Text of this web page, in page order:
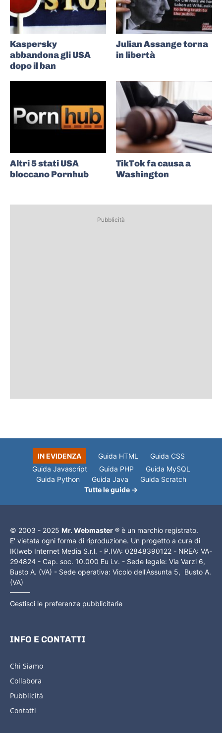
Kaspersky
abbandona gli USA
dopo il ban
Julian Assange torna
in libertà
Altri 5 stati USA
bloccano Pornhub
TikTok fa causa a
Washington
Pubblicità
IN EVIDENZA Guida HTML
Guida CSS
Guida Javascript
Guida PHP
Guida MySQL
Guida Python
Guida Java
Guida Scratch
Tutte le guide →
© 2003 - 2025 Mr. Webmaster ® è un marchio registrato.
E' vietata ogni forma di riproduzione. Un progetto a cura di
IKIweb Internet Media S.r.l. - P.IVA: 02848390122 - NREA: VA-
294824 - Cap. soc. 10.000 Eu i.v. - Sede legale: Via Varzi 6,
Busto A. (VA) - Sede operativa: Vicolo dell'Assunta 5, Busto A.
(VA)
Gestisci le preferenze pubblicitarie
INFO E CONTATTI
Chi Siamo
Collabora
Pubblicità
Contatti